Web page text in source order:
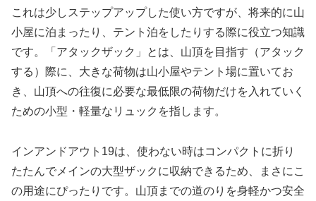
これは少しステップアップした使い方ですが、将来的に山
小屋に泊まったり、テント泊をしたりする際に役立つ知識
です。「アタックザック」とは、山頂を目指す（アタック
する）際に、大きな荷物は山小屋やテント場に置いてお
き、山頂への往復に必要な最低限の荷物だけを入れていく
ための小型・軽量なリュックを指します。
インアンドアウト19は、使わない時はコンパクトに折り
たたんでメインの大型ザックに収納できるため、まさにこ
の用途にぴったりです。山頂までの道のりを身軽かつ安全